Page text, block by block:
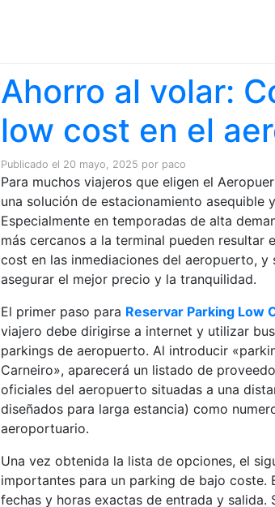
Ahorro al volar:
low cost en el
Publicado el 20 mayo, 2025 por paco
Para muchos viajeros que eligen el
una solución de estacionamiento
Especialmente en temporadas de alta
más cercanos a la terminal pueden
cost en las inmediaciones del aeropuerto,
asegurar el mejor precio y la tranquilidad.
El primer paso para Reservar Parking Low
viajero debe dirigirse a internet y utilizar
parkings de aeropuerto. Al introducir
Carneiro», aparecerá un listado de
oficiales del aeropuerto situadas a una
diseñados para larga estancia) como
aeroportuario.
Una vez obtenida la lista de opciones, el
importantes para un parking de bajo
fechas y horas exactas de entrada y